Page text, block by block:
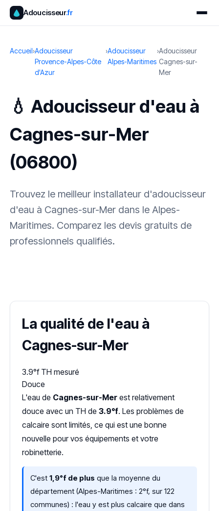
Adoucisseur.fr
Accueil›Adoucisseur
Provence-Alpes-Côte
d'Azur
›Adoucisseur
Alpes-Maritimes
›Adoucisseur
Cagnes-sur-
Mer
💧 Adoucisseur d'eau à
Cagnes-sur-Mer
(06800)
Trouvez le meilleur installateur d'adoucisseur
d'eau à Cagnes-sur-Mer dans le Alpes-
Maritimes. Comparez les devis gratuits de
professionnels qualifiés.
La qualité de l'eau à
Cagnes-sur-Mer
3.9°f TH mesuré
Douce
L'eau de Cagnes-sur-Mer est relativement
douce avec un TH de 3.9°f. Les problèmes de
calcaire sont limités, ce qui est une bonne
nouvelle pour vos équipements et votre
robinetterie.
C'est 1,9°f de plus que la moyenne du
département (Alpes-Maritimes : 2°f, sur 122
communes) : l'eau y est plus calcaire que dans